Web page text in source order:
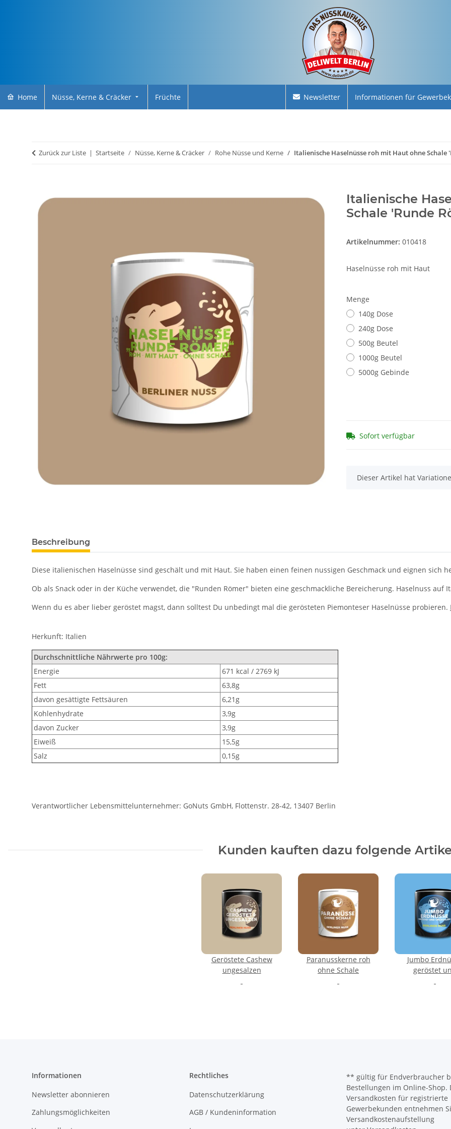
Home Nüsse, Kerne & Cräcker Früchte Newsletter Informationen für
Zurück zur Liste Startseite Nüsse, Kerne & Cräcker Rohe Nüsse und Kerne Italienische Haselnüsse roh mit Haut ohne Schale
Italienische
Schale 'Runde
Artikelnummer: 010418
Haselnüsse roh mit Haut
Menge
140g Dose
240g Dose
500g Beutel
1000g Beutel
5000g Gebinde
Sofort verfügbar
x
Dieser Artikel hat
Beschreibung
Diese italienischen Haselnüsse sind geschält und mit Haut. Sie haben einen feinen nussigen Geschmack und eignen sich
Ob als Snack oder in der Küche verwendet, die "Runden Römer" bieten eine geschmackliche Bereicherung. Haselnuss auf
Wenn du es aber lieber geröstet magst, dann solltest Du unbedingt mal die gerösteten Piemonteser Haselnüsse probieren.
Herkunft: Italien
Durchschnittliche Nährwerte pro 100g:
Energie
671 kcal / 2769 kJ
Fett
63,8g
davon gesättigte Fettsäuren
6,21g
Kohlenhydrate
3,9g
davon Zucker
3,9g
Eiweiß
15,5g
Salz
0,15g
Verantwortlicher Lebensmittelunternehmer: GoNuts GmbH, Flottenstr. 28-42, 13407 Berlin
Kunden kauften dazu folgende
Geröstete Cashew
ungesalzen
Paranusskerne roh
ohne Schale
Jumbo
geröstet
Informationen
Newsletter abonnieren
Zahlungsmöglichkeiten
Rechtliches
Datenschutzerklärung
AGB / Kundeninformation
** gültig für Endverbraucher
Bestellungen im Online-Shop.
Versandkosten für registrierte
Gewerbekunden entnehmen
Versandkostenaufstellung